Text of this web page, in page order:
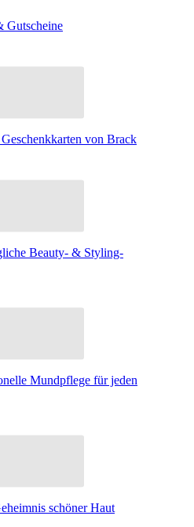
Gutscheine
von Brack
Beauty- & Styling-
Mundpflege für jeden
schöner Haut